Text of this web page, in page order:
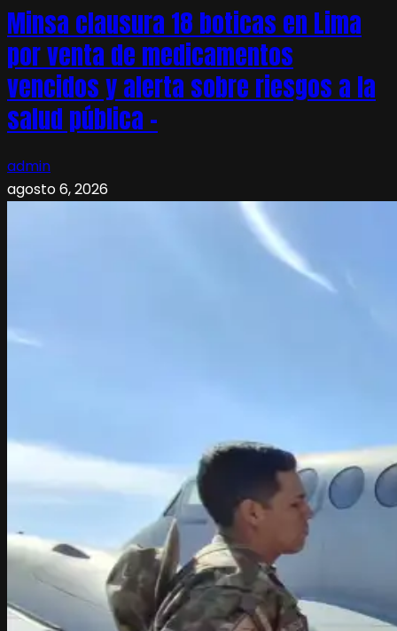
Minsa clausura 18 boticas en Lima
por venta de medicamentos
vencidos y alerta sobre riesgos a la
salud pública –
admin
agosto 6, 2026